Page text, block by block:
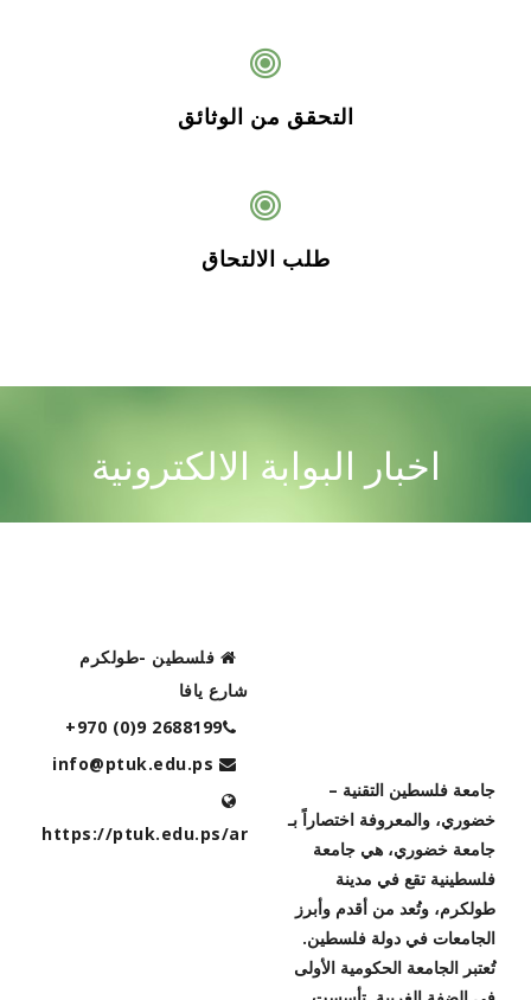
التحقق من الوثائق
طلب الالتحاق
اخبار البوابة الالكترونية
فلسطين -طولكرم
شارع يافا
+970 (0)9 2688199
info@ptuk.edu.ps
https://ptuk.edu.ps/ar
جامعة فلسطين التقنية –
خضوري، والمعروفة اختصاراً بـ
جامعة خضوري، هي جامعة
فلسطينية تقع في مدينة
طولكرم، وتُعد من أقدم وأبرز
الجامعات في دولة فلسطين.
تُعتبر الجامعة الحكومية الأولى